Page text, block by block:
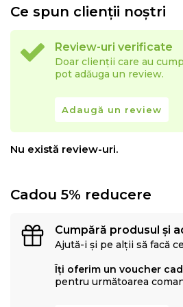
Ce spun clienții noștri
Review-uri verificate
Doar clienții care au
pot adăuga un review.
Adaugă un review
Nu există review-uri.
Cadou 5% reducere
Cumpără produsul și
Ajută-i și pe alții să facă
Îți oferim un voucher
pentru următoarea